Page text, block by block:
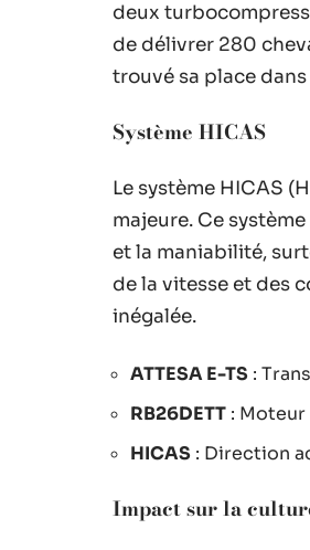
deux
de délivrer 280
trouvé sa place
Système HICAS
Le système HICAS
majeure. Ce
et la maniabilité,
de la vitesse et des
inégalée.
ATTESA E-TS :
RB26DETT :
HICAS : Direction
Impact sur la